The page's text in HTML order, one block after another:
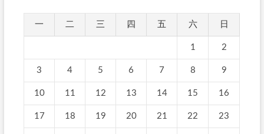
一 二 三 四 五 六 日
1 2
3 4 5 6 7 8 9
10 11 12 13 14 15 16
17 18 19 20 21 22 23